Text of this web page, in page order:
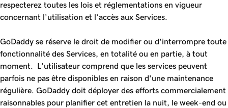
respecterez toutes les lois et réglementations en vigueur
concernant l’utilisation et l’accès aux Services.
GoDaddy se réserve le droit de modifier ou d'interrompre toute
fonctionnalité des Services, en totalité ou en partie, à tout
moment. L'utilisateur comprend que les services peuvent
parfois ne pas être disponibles en raison d'une maintenance
régulière. GoDaddy doit déployer des efforts commercialement
raisonnables pour planifier cet entretien la nuit, le week-end ou